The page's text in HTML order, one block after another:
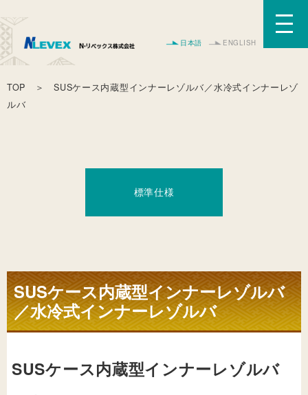
日本語 ENGLISH
TOP ＞ SUSケース内蔵型インナーレゾルバ／水冷式インナーレゾ
ルバ
標準仕様
SUSケース内蔵型インナーレゾルバ
／水冷式インナーレゾルバ
SUSケース内蔵型インナーレゾルバ